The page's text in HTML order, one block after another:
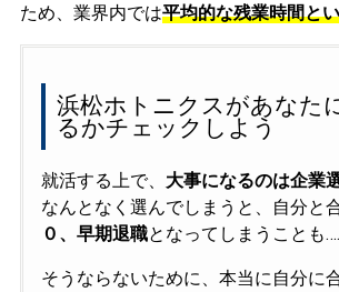
ため、業界内では平均的な残業時間と
浜松ホトニクスがあなた
るかチェックしよう
就活する上で、 大事になるのは企業
なんとなく選んでしまうと、自分と
０、早期退職となってしまうことも
そうならないために、本当に自分に